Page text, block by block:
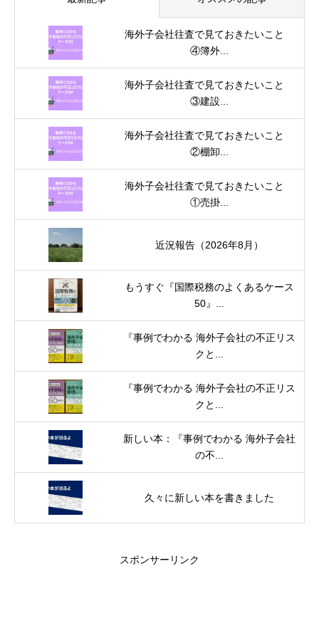
海外子会社往査で見ておきたいこと
④簿外...
海外子会社往査で見ておきたいこと
③建設...
海外子会社往査で見ておきたいこと
②棚卸...
海外子会社往査で見ておきたいこと
①売掛...
近況報告（2026年8月）
もうすぐ『国際税務のよくあるケース
50』...
『事例でわかる 海外子会社の不正リス
クと...
『事例でわかる 海外子会社の不正リス
クと...
新しい本：『事例でわかる 海外子会社
の不...
久々に新しい本を書きました
スポンサーリンク